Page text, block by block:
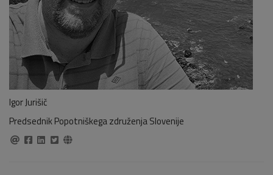
Igor Jurišič
Predsednik Popotniškega združenja Slovenije